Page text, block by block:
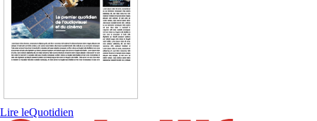
Lire leQuotidien